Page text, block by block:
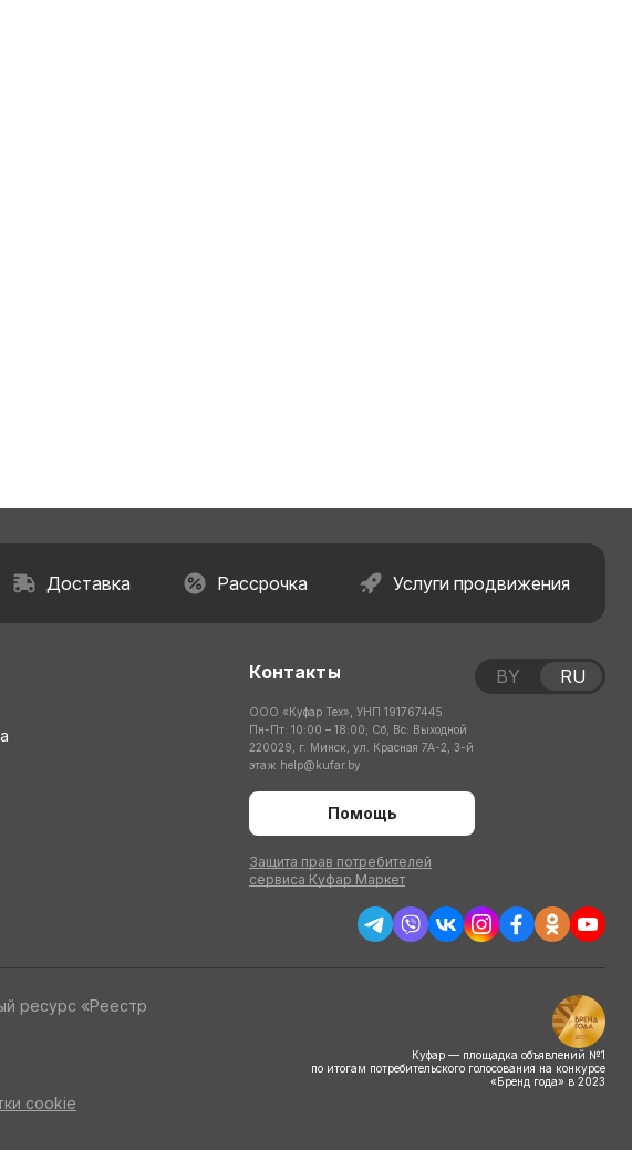
Доставка Рассрочка Услуги продвижения
Контакты
ООО «Куфар Тех», УНП 191767445
Пн-Пт: 10:00 – 18:00; Сб, Вс: Выходной
220029, г. Минск, ул. Красная 7А-2, 3-й
этаж help@kufar.by
Помощь
Защита прав потребителей
сервиса Куфар Маркет
BY RU
ресурс «Реестр
cookie
Куфар — площадка объявлений №1
по итогам потребительского голосования на конкурсе
«Бренд года» в 2023